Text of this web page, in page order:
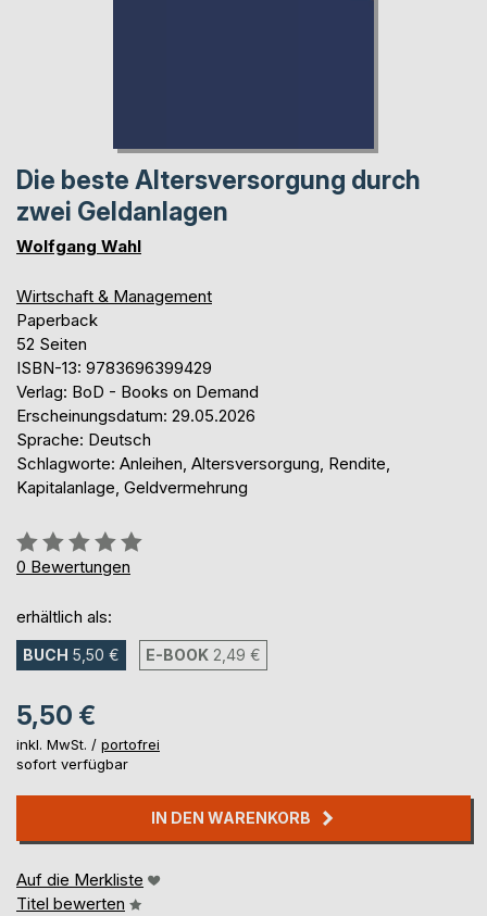
Die beste Altersversorgung durch
zwei Geldanlagen
Wolfgang Wahl
Wirtschaft & Management
Paperback
52 Seiten
ISBN-13: 9783696399429
Verlag: BoD - Books on Demand
Erscheinungsdatum: 29.05.2026
Sprache: Deutsch
Schlagworte: Anleihen, Altersversorgung, Rendite,
Kapitalanlage, Geldvermehrung
Bewertung::
0%
0 Bewertungen
erhältlich als:
BUCH 5,50 € E-BOOK 2,49 €
5,50 €
inkl. MwSt. / portofrei
sofort verfügbar
IN DEN WARENKORB
Auf die Merkliste
Titel bewerten